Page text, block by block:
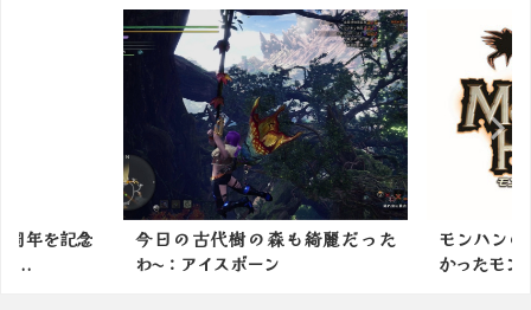
の森も綺麗だった
ーン
モンハンの歴史上もっとも隙が無
かったモンスターって何に...